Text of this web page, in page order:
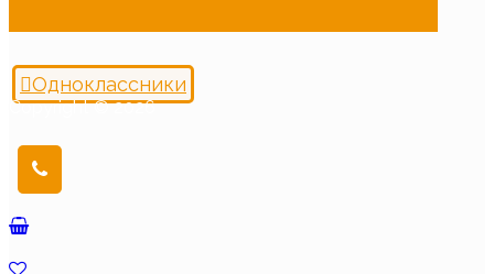
Одноклассники
Copyright © 2026